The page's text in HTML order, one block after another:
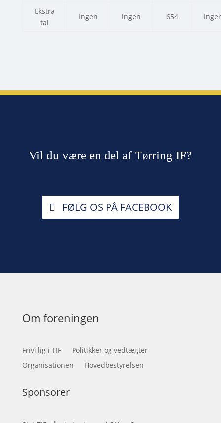
Ekstra
tal
Ingen Ingen 654
Vil du være en del af Tørring IF?
FØLG OS PÅ FACEBOOK
Om foreningen
Frivillig i TIF
Politikker og vedtægter
Organisationen
Hovedbestyrelsen
Sponsorer